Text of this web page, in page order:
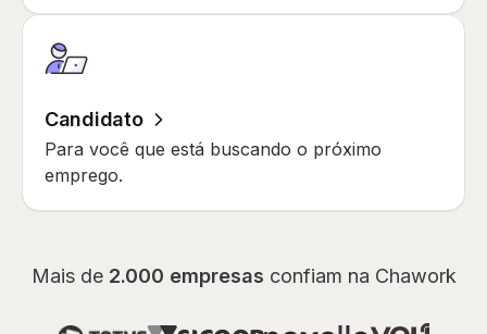
Candidato
Para você que está buscando o próximo
emprego.
Mais de 2.000 empresas confiam na Chawork